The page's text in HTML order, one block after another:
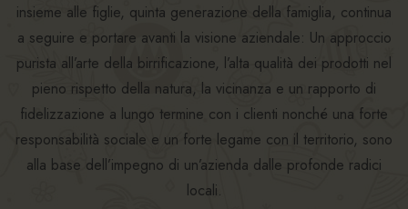
insieme alle figlie, quinta generazione della famiglia, continua
a seguire e portare avanti la visione aziendale: Un approccio
purista all’arte della birrificazione, l’alta qualità dei prodotti nel
pieno rispetto della natura, la vicinanza e un rapporto di
fidelizzazione a lungo termine con i clienti nonché una forte
responsabilità sociale e un forte legame con il territorio, sono
alla base dell’impegno di un’azienda dalle profonde radici
locali.